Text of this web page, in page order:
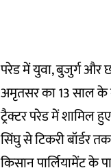
परेड में युवा, बुजुर्ग और
अमृतसर का 13 साल
ट्रैक्टर परेड में शामिल
सिंघु से टिकरी बॉर्डर
किसान पार्लियामेंट